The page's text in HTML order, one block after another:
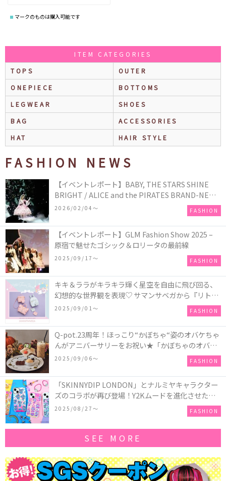
マークのものは購入可能です
ITEM CATEGORIES
TOPS
OUTER
ONEPIECE
BOTTOMS
LEGWEAR
SHOES
BAG
ACCESSORIES
HAT
HAIR STYLE
FASHION NEWS
【イベントレポート】BABY, THE STARS SHINE
BRIGHT / ALICE and the PIRATES BRAND-NEW
COLLECTION in TOKYO
2026/02/04〜 FASHION
【イベントレポート】GLM Fashion Show 2025 –
原宿で魅せたゴシック＆ロリータの最前線
2025/09/17〜 FASHION
キキ＆ララがキラキラ輝く星空を自由に飛び回る、
幻想的な世界観を表現♡ サマンサベガから『リトル
ツインスターズ』50周年アニバーサリーイヤー』を
2025/09/01〜 FASHION
Q-pot.23周年！ほっこり“かぼちゃ“姿のオバケちゃ
んがアニバーサリーをお祝い★「かぼちゃのオバケ
ーキアクセサリー」が新発売！Q-pot CAFE.では
「かぼちゃのオバケーキプレート」も登場
2025/09/06〜 FASHION
「SKINNYDIP LONDON」とナルミヤキャラクター
ズのコラボが再び登場！Y2Kムードを進化させた新
作コレクションを発売♪
2025/08/27〜 FASHION
SEE MORE